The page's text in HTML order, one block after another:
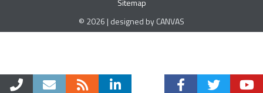
Sitemap
© 2026 | designed by CANVAS